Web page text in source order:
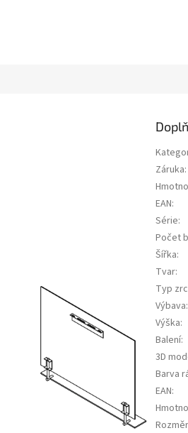
Záruka:
EAN:
Série:
Počet
Šířka:
Tvar:
Typ
Výbava:
Výška:
Balení:
3D
Barva
EAN:
Rozměr